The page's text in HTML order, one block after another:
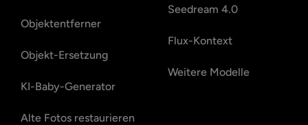
Objektentferner
Objekt-Ersetzung
KI-Baby-Generator
Alte Fotos restaurieren
Seedream 4.0
Flux-Kontext
Weitere Modelle